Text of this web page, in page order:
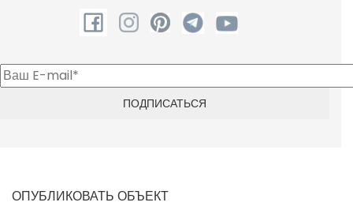
ОПУБЛИКОВАТЬ ОБЪЕКТ